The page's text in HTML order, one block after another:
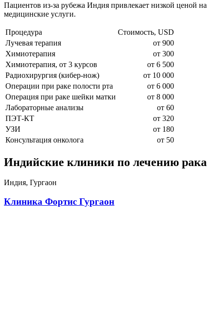
Пациентов из-за рубежа Индия привлекает низкой ценой на
медицинские услуги.
Процедура
Стоимость, USD
Лучевая терапия
от 900
Химиотерапия
от 300
Химиотерапия, от 3 курсов
от 6 500
Радиохирургия (кибер-нож)
от 10 000
Операции при раке полости рта
от 6 000
Операция при раке шейки матки
от 8 000
Лабораторные анализы
от 60
ПЭТ-КТ
от 320
УЗИ
от 180
Консультация онколога
от 50
Индийские клиники по лечению рака
Индия, Гургаон
Клиника Фортис Гургаон